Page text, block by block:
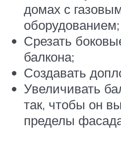
домах с
оборудованием;
Срезать
балкона;
Создавать
Увеличивать
так, чтобы он
пределы